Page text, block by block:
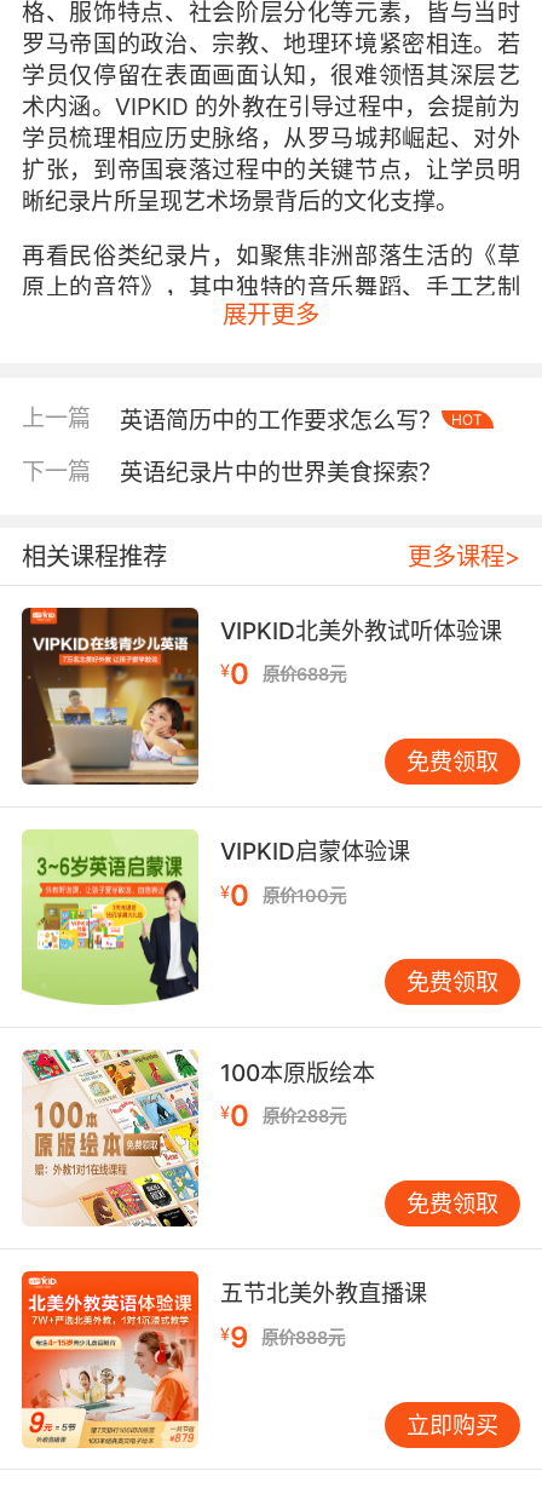
格、服饰特点、社会阶层分化等元素，皆与当时
罗马帝国的政治、宗教、地理环境紧密相连。若
学员仅停留在表面画面认知，很难领悟其深层艺
术内涵。VIPKID 的外教在引导过程中，会提前为
学员梳理相应历史脉络，从罗马城邦崛起、对外
扩张，到帝国衰落过程中的关键节点，让学员明
晰纪录片所呈现艺术场景背后的文化支撑。
再看民俗类纪录片，如聚焦非洲部落生活的《草
原上的音符》，其中独特的音乐舞蹈、手工艺制
作、部落仪式，无不是非洲大陆悠久民俗文化的
学员在观看纪录片时，能敏锐洞察那些看似奇特
的服饰图案、每一个激昂的舞蹈动作，都是部落
开启扎实的知识大门。
剖析视觉语言，解锁艺术表现密码
英语纪录片的视觉语言丰富多样，镜头运用、光
影调配、色彩组合皆是艺术表现的利器。在自然
纪录片领域，《地球脉动》堪称典范。其运用超
高清镜头，从广袤无垠的冰川全景，逐步推近到
一只北极熊瞳孔中的倒影，这种镜头的拉伸与特
写转换，营造出震撼视觉冲击，引导观众聚焦地
球生态细节。VIPKID 的教学引导中，会专门设置
视觉语言分析环节，对比不同景别镜头效果，让
学员体会全景构建宏大叙事、特写抒发细腻情感
的作用。
光影方面，纪录片常借光塑形、以影抒情。如在
展现古老城堡的片段里，侧光勾勒墙壁斑驳纹
理，阴影投射在幽深走廊，瞬间赋予建筑神秘历
史气息。色彩运用更是精妙，战争题材纪录片
中，硝烟弥漫的战场主色调偏暗沉压抑，偶有血
色点缀，烘托残酷氛围；而描绘田园生活的片
子，则以明快清新色彩为主，传递宁静惬意。外
教通过实例对比、现场调色演示等方式，助力学
员读懂纪录片用光配色的“无声语言”，洞悉创作
者如何凭借视觉元素编织艺术之网。
精研叙事技巧，领悟艺术架构巧思
优秀英语纪录片叙事犹如精彩故事，跌宕起伏、
引人入胜。以人物传记类纪录片《特斯拉：闪电
之子》为例，它并未平铺直叙讲述科学家生平，
而是选取特斯拉关键发明、实验挫折、与同行竞
展开更多
上一篇 英语简历中的工作要求怎么写？ HOT
下一篇 英语纪录片中的世界美食探索？
相关课程推荐 更多课程>
VIPKID北美外教试听体验课
¥0 原价688元
免费领取
VIPKID启蒙体验课
¥0 原价100元
免费领取
100本原版绘本
¥0 原价288元
免费领取
五节北美外教直播课
¥9 原价888元
立即购买